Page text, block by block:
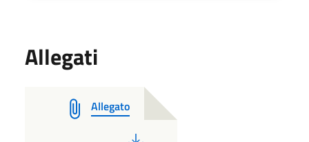
Allegati
Allegato